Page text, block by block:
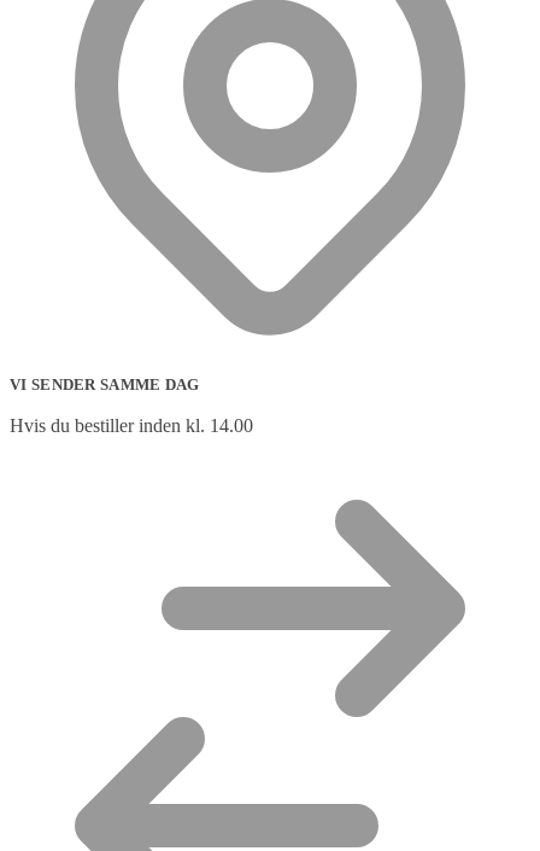
VI SENDER SAMME DAG
Hvis du bestiller inden kl. 14.00